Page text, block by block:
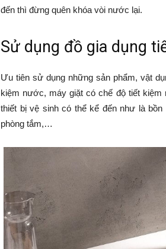
đến thì đừng quên khóa vòi nước lại.
Sử dụng đồ gia dụng
Ưu tiên sử dụng những sản phẩm, vật
kiệm nước, máy giặt có chế độ tiết
thiết bị vệ sinh có thể kể đến như là
phòng tắm,…